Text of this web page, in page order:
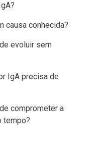
causa conhecida?
evoluir sem
IgA precisa de
comprometer a
tempo?